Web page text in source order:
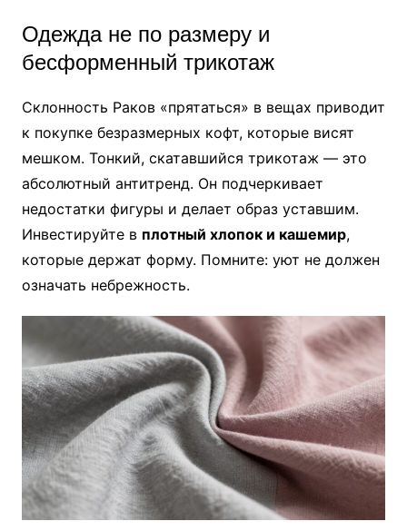
Одежда не по размеру и
бесформенный трикотаж
Склонность Раков «прятаться» в вещах приводит
к покупке безразмерных кофт, которые висят
мешком. Тонкий, скатавшийся трикотаж — это
абсолютный антитренд. Он подчеркивает
недостатки фигуры и делает образ уставшим.
Инвестируйте в плотный хлопок и кашемир,
которые держат форму. Помните: уют не должен
означать небрежность.